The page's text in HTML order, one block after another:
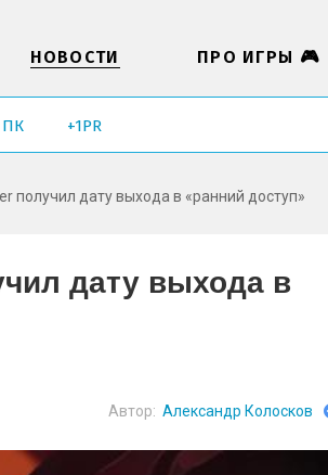
НОВОСТИ ПРО ИГРЫ 🎮
ПК +1PR
получил дату выхода в «ранний доступ»
дату выхода в
Автор: Александр Колосков